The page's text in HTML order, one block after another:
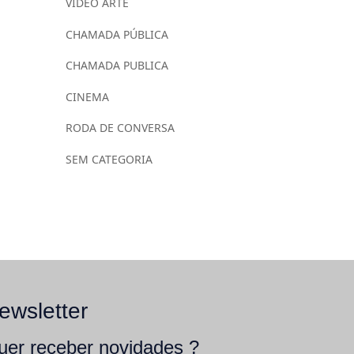
CHAMADA PÚBLICA
CHAMADA PUBLICA
CINEMA
RODA DE CONVERSA
SEM CATEGORIA
receber novidades ?